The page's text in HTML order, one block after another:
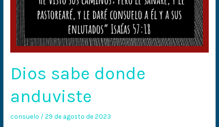
Dios sabe donde
anduviste
consuelo /29 de agosto de 2023